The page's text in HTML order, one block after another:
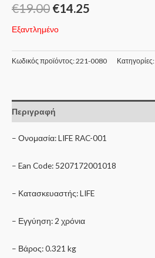
€19.00 €14.25
Εξαντλημένο
Κωδικός προϊόντος:221-0080 Κατηγορίες:
Περιγραφή
– Ονομασία: LIFE RAC-001
– Ean Code: 5207172001018
– Κατασκευαστής: LIFE
– Εγγύηση: 2 χρόνια
– Βάρος: 0.321 kg